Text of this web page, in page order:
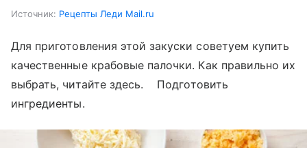
Источник: Рецепты Леди Mail.ru
Для приготовления этой закуски советуем купить
качественные крабовые палочки. Как правильно их
выбрать, читайте здесь. Подготовить
ингредиенты.